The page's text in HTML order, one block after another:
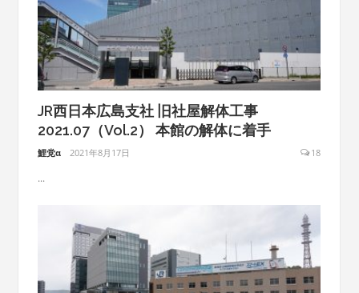
JR西日本広島支社 旧社屋解体工事
2021.07（Vol.2） 本館の解体に着手
鯉党α 2021年8月17日 18
...